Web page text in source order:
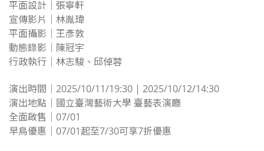
平面設計｜張寧軒
宣傳影片｜林胤瑋
平面攝影｜王彥敦
動態錄影｜陳冠宇
行政執行｜林志駿、邱倬蓉
演出時間｜2025/10/11/19:30 | 2025/10/12/14:30
演出地點｜國立臺灣藝術大學 臺藝表演廳
全面啟售｜07/01
早鳥優惠｜07/01起至7/30可享7折優惠